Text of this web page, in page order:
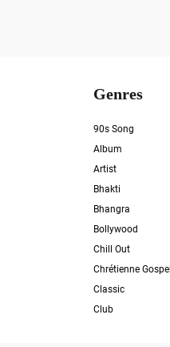
Genres
90s Song
Album
Artist
Bhakti
Bhangra
Bollywood
Chill Out
Chrétienne Gospel
Classic
Club